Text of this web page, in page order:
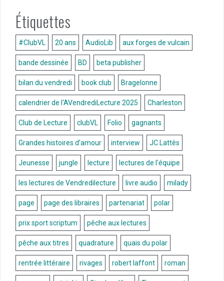
Étiquettes
#ClubVL 20 ans AudioLib aux forges de vulcain
bande dessinée BD beta publisher
bilan du vendredi book club Bragelonne
calendrier de l'AVendrediLecture 2025 Charleston
Club de Lecture clubVL Folio gagnants
Grandes histoires d’amour interview JC Lattès
Jeunesse jungle lecture lectures de l'équipe
les lectures de Vendredilecture livre audio milady
page page des libraires partenariat polar
prix sport scriptum pêche aux lectures
pêche aux titres quadrature quais du polar
rentrée littéraire rivages robert laffont roman